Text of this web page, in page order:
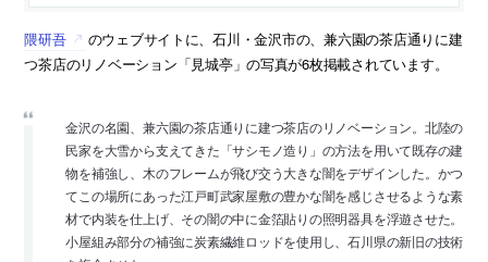
隈研吾
のウェブサイトに、石川・金沢市の、兼六園の茶店通りに建
つ茶店のリノベーション「見城亭」の写真が6枚掲載されています。
金沢の名園、兼六園の茶店通りに建つ茶店のリノベーション。北陸の
民家を大雪から支えてきた「サシモノ造り」の方法を用いて既存の建
物を補強し、木のフレームが飛び交う大きな闇をデザインした。かつ
てこの場所にあった江戸町武家屋敷の豊かな闇を感じさせるような素
材で内装を仕上げ、その闇の中に金箔貼りの照明器具を浮遊させた。
小屋組み部分の補強に炭素繊維ロッドを使用し、石川県の新旧の技術